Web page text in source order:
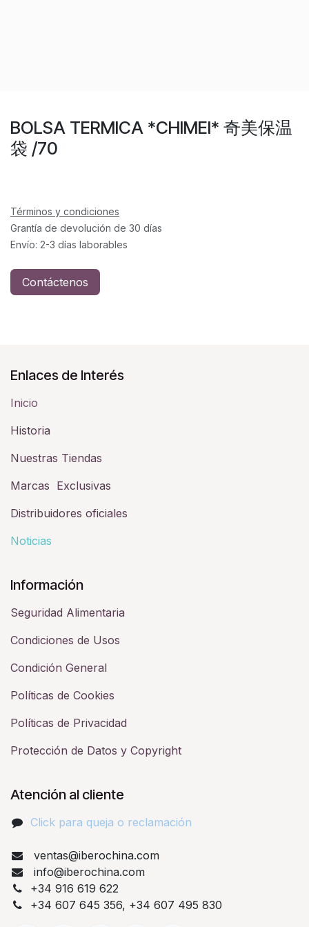
BOLSA TERMICA *CHIMEI* 奇美保温
袋 /70
Términos y condiciones
Grantía de devolución de 30 días
Envío: 2-3 días laborables
Contáctenos
Enlaces de Interés
Inicio
Historia​
Nuestras Tiendas
Marcas Exclusivas
Distribuidores oficiales
Noticias
Información
Seguridad Alimentaria
Condiciones de Usos
Condición General
Políticas de Cookies
Políticas de Privacidad
Protección de Datos y Copyright
Atención al cliente
Click para queja o reclamación​
ventas@iberochina.com
info@iberochina.com
+34 916 619 622
+34 607 645 356, +34 607 495 830